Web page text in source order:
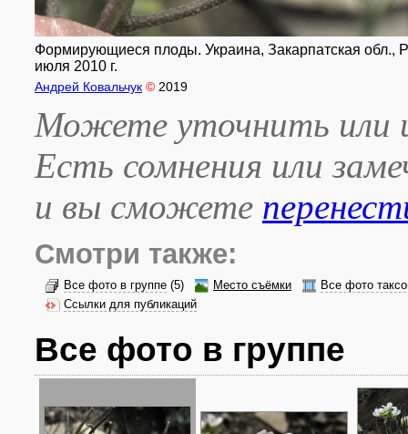
Формирующиеся плоды. Украина, Закарпатская обл.,
июля 2010 г.
Андрей Ковальчук © 2019
Можете уточнить или
Есть сомнения или
и вы сможете
Смотри также:
Все фото в группе (5) Место съёмки
Все фото
Ссылки для публикаций
Все фото в группе